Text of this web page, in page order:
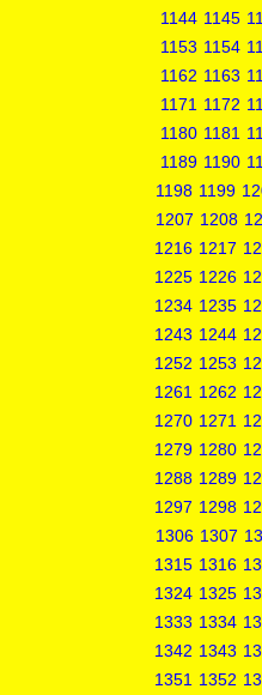
1144 1145
1153 1154
1162 1163
1171 1172
1180 1181
1189 1190
1198 1199
1207 1208
1216 1217
1225 1226
1234 1235
1243 1244
1252 1253
1261 1262
1270 1271
1279 1280
1288 1289
1297 1298
1306 1307
1315 1316
1324 1325
1333 1334
1342 1343
1351 1352